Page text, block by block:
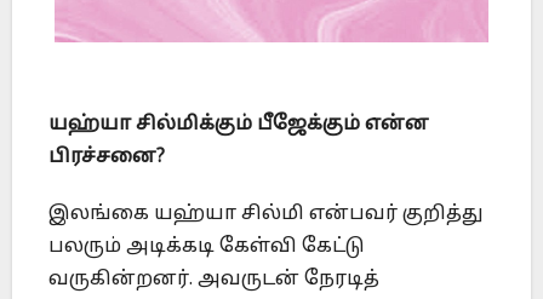
யஹ்யா சில்மிக்கும் பீஜேக்கும் என்ன
பிரச்சனை?
இலங்கை யஹ்யா சில்மி என்பவர் குறித்து
பலரும் அடிக்கடி கேள்வி கேட்டு
வருகின்றனர். அவருடன் நேரடித்